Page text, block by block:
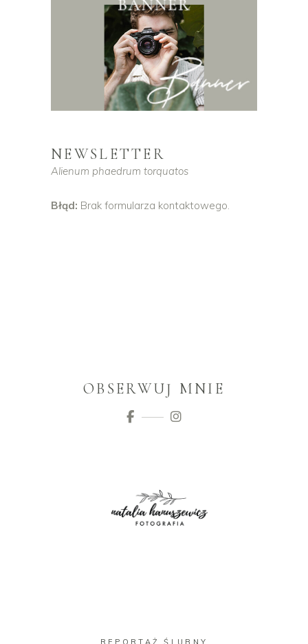
NEWSLETTER
Alienum phaedrum torquatos
Błąd: Brak formularza kontaktowego.
OBSERWUJ MNIE
REPORTAŻ ŚLUBNY